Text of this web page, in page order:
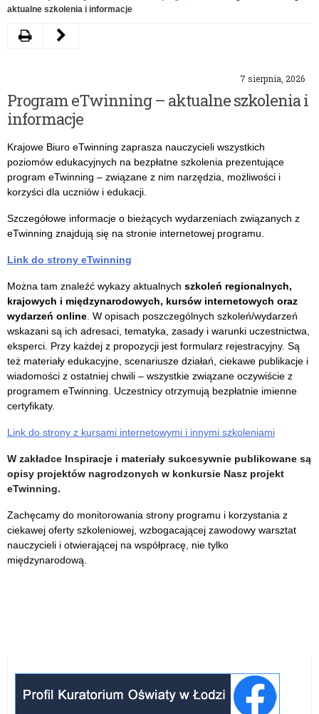
aktualne szkolenia i informacje
7 sierpnia, 2026
Program eTwinning – aktualne szkolenia i
informacje
Krajowe Biuro eTwinning zaprasza nauczycieli wszystkich
poziomów edukacyjnych na bezpłatne szkolenia prezentujące
program eTwinning – związane z nim narzędzia, możliwości i
korzyści dla uczniów i edukacji.
Szczegółowe informacje o bieżących wydarzeniach związanych z
eTwinning znajdują się na stronie internetowej programu.
Link do strony eTwinning
Można tam znaleźć wykazy aktualnych szkoleń regionalnych,
krajowych i międzynarodowych, kursów internetowych oraz
wydarzeń online . W opisach poszczególnych szkoleń/wydarzeń
wskazani są ich adresaci, tematyka, zasady i warunki uczestnictwa,
eksperci. Przy każdej z propozycji jest formularz rejestracyjny. Są
też materiały edukacyjne, scenariusze działań, ciekawe publikacje i
wiadomości z ostatniej chwili – wszystkie związane oczywiście z
programem eTwinning. Uczestnicy otrzymują bezpłatnie imienne
certyfikaty.
Link do strony z kursami internetowymi i innymi szkoleniami
W zakładce Inspiracje i materiały sukcesywnie publikowane są
opisy projektów nagrodzonych w konkursie Nasz projekt
eTwinning.
Zachęcamy do monitorowania strony programu i korzystania z
ciekawej oferty szkoleniowej, wzbogacającej zawodowy warsztat
nauczycieli i otwierającej na współpracę, nie tylko
międzynarodową.
DrukujPoprzedni
Przemocy
Domowej